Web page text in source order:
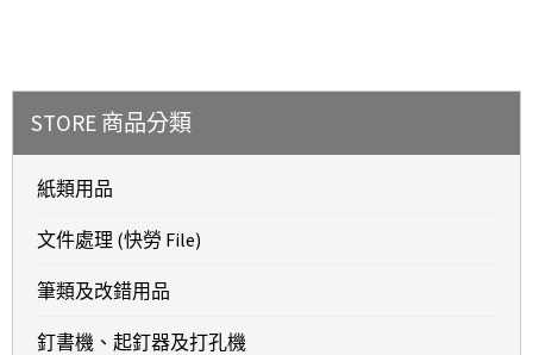
STORE 商品分類
紙類用品
文件處理 (快勞 File)
筆類及改錯用品
釘書機、起釘器及打孔機